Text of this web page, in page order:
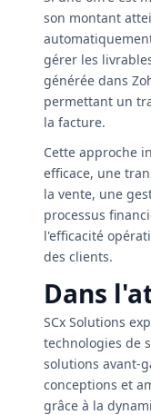
son montant
gérer les
générée dans
permettant un
la facture.
Cette approche
efficace, une
la vente, une
processus
l'efficacité
des clients.
Dans
SCx Solutions
technologies de
solutions avant-
conceptions et
grâce à la